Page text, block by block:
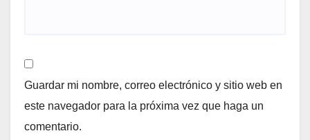
Guardar mi nombre, correo electrónico y sitio web en
este navegador para la próxima vez que haga un
comentario.